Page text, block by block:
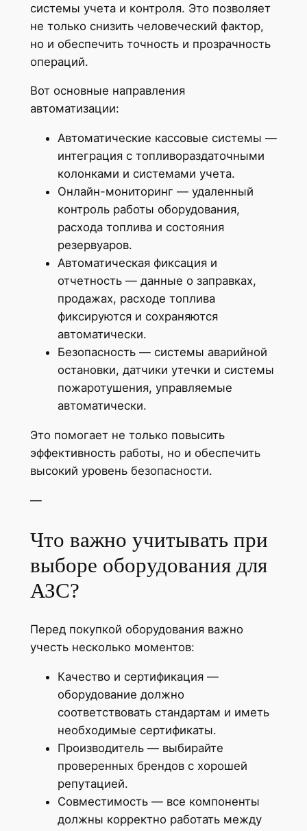
системы учета и контроля. Это позволяет
не только снизить человеческий фактор,
но и обеспечить точность и прозрачность
операций.
Вот основные направления
автоматизации:
Автоматические кассовые системы —
интеграция с топливораздаточными
колонками и системами учета.
Онлайн-мониторинг — удаленный
контроль работы оборудования,
расхода топлива и состояния
резервуаров.
Автоматическая фиксация и
отчетность — данные о заправках,
продажах, расходе топлива
фиксируются и сохраняются
автоматически.
Безопасность — системы аварийной
остановки, датчики утечки и системы
пожаротушения, управляемые
автоматически.
Это помогает не только повысить
эффективность работы, но и обеспечить
высокий уровень безопасности.
—
Что важно учитывать при
выборе оборудования для
АЗС?
Перед покупкой оборудования важно
учесть несколько моментов:
Качество и сертификация —
оборудование должно
соответствовать стандартам и иметь
необходимые сертификаты.
Производитель — выбирайте
проверенных брендов с хорошей
репутацией.
Совместимость — все компоненты
должны корректно работать между